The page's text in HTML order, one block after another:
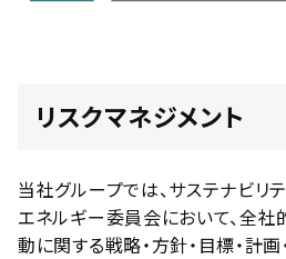
リスクマネジメント
当社グループでは、サステナビリ
エネルギー委員会において、全
動に関する戦略・方針・目標・計